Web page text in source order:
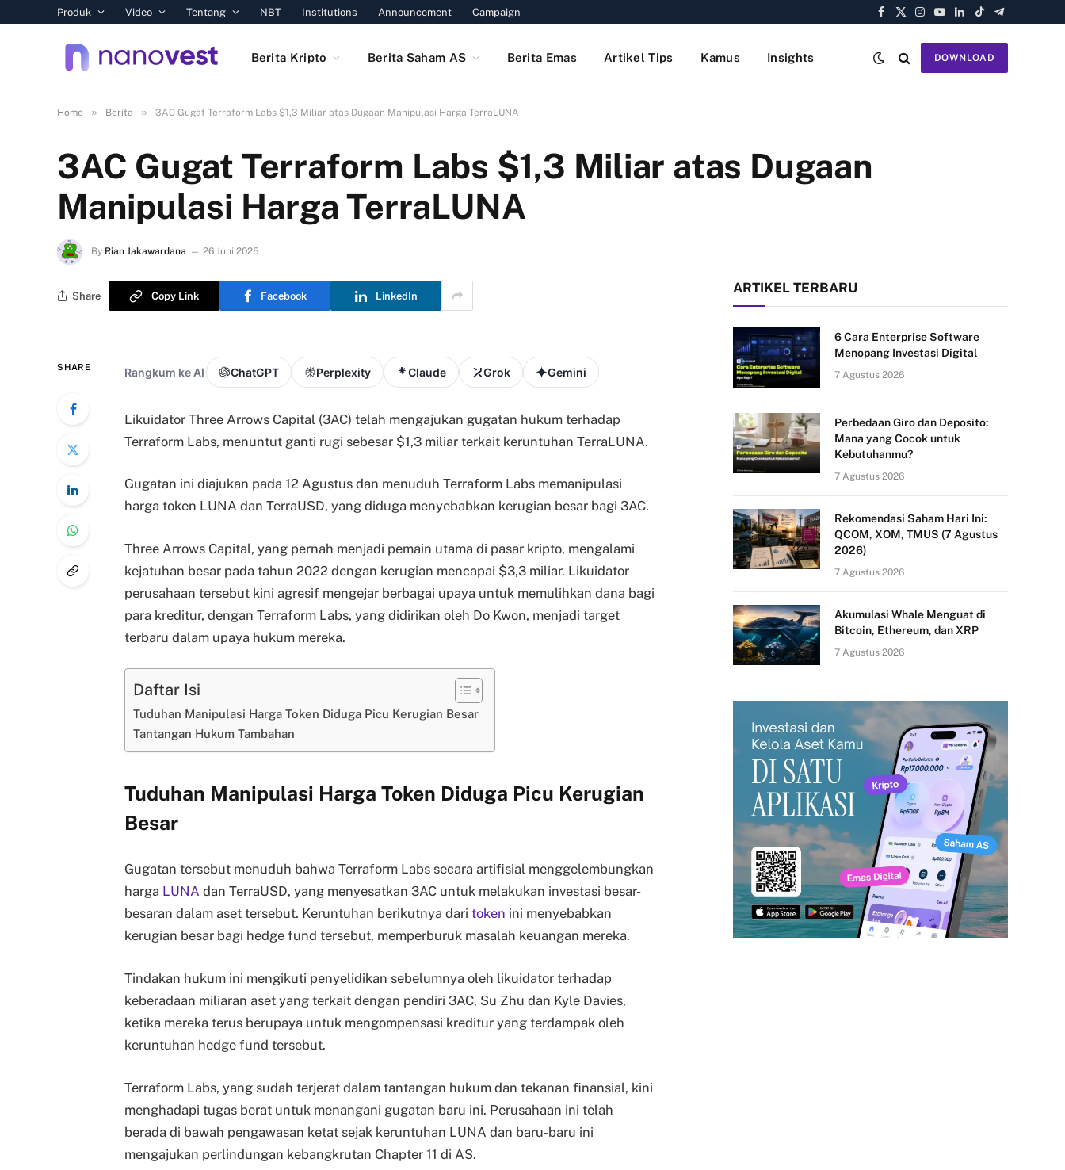
Produk Video Tentang NBT Institutions Announcement Campaign
Facebook
X
Instagram
YouTube
LinkedIn
TikTokTelegram
Berita Kripto Berita Saham AS Berita Emas Artikel Tips Kamus Insights DOWNLOAD
Home » Berita » 3AC Gugat Terraform Labs $1,3 Miliar atas Dugaan Manipulasi Harga TerraLUNA
3AC Gugat Terraform Labs $1,3 Miliar atas Dugaan
Manipulasi Harga TerraLUNA
By Rian Jakawardana 26 Juni 2025
Share Copy Link Facebook LinkedIn
SHARE Rangkum ke AI ChatGPT Perplexity Claude Grok Gemini
Likuidator Three Arrows Capital (3AC) telah mengajukan gugatan hukum terhadap
Terraform Labs, menuntut ganti rugi sebesar $1,3 miliar terkait keruntuhan TerraLUNA.
Gugatan ini diajukan pada 12 Agustus dan menuduh Terraform Labs memanipulasi
harga token LUNA dan TerraUSD, yang diduga menyebabkan kerugian besar bagi 3AC.
Three Arrows Capital, yang pernah menjadi pemain utama di pasar kripto, mengalami
kejatuhan besar pada tahun 2022 dengan kerugian mencapai $3,3 miliar. Likuidator
perusahaan tersebut kini agresif mengejar berbagai upaya untuk memulihkan dana bagi
para kreditur, dengan Terraform Labs, yang didirikan oleh Do Kwon, menjadi target
terbaru dalam upaya hukum mereka.
Daftar Isi
Tuduhan Manipulasi Harga Token Diduga Picu Kerugian Besar
Tantangan Hukum Tambahan
Tuduhan Manipulasi Harga Token Diduga Picu Kerugian
Besar
Gugatan tersebut menuduh bahwa Terraform Labs secara artifisial menggelembungkan
harga LUNA dan TerraUSD, yang menyesatkan 3AC untuk melakukan investasi besar-
besaran dalam aset tersebut. Keruntuhan berikutnya dari token ini menyebabkan
kerugian besar bagi hedge fund tersebut, memperburuk masalah keuangan mereka.
Tindakan hukum ini mengikuti penyelidikan sebelumnya oleh likuidator terhadap
keberadaan miliaran aset yang terkait dengan pendiri 3AC, Su Zhu dan Kyle Davies,
ketika mereka terus berupaya untuk mengompensasi kreditur yang terdampak oleh
keruntuhan hedge fund tersebut.
Terraform Labs, yang sudah terjerat dalam tantangan hukum dan tekanan finansial, kini
menghadapi tugas berat untuk menangani gugatan baru ini. Perusahaan ini telah
berada di bawah pengawasan ketat sejak keruntuhan LUNA dan baru-baru ini
mengajukan perlindungan kebangkrutan Chapter 11 di AS.
ARTIKEL TERBARU
6 Cara Enterprise Software
Menopang Investasi Digital
7 Agustus 2026
Perbedaan Giro dan Deposito:
Mana yang Cocok untuk
Kebutuhanmu?
7 Agustus 2026
Rekomendasi Saham Hari Ini:
QCOM, XOM, TMUS (7 Agustus
2026)
7 Agustus 2026
Akumulasi Whale Menguat di
Bitcoin, Ethereum, dan XRP
7 Agustus 2026